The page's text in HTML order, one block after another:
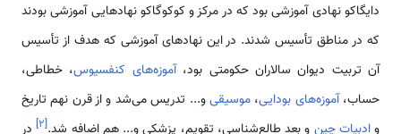
دایگاکو نهادی آموزشی بود که در مرکز و کوکوگاکو نهادهایی آموزشی بودند
که در مناطق تأسیس شدند. در این نهادهای آموزشی که هدف از تأسیس
آن تربیت دیوان سالاران حکومتی بود،آموزه‌های کنفسیوس، خطاطی،
حساب،آموزه‌های بودایی،موسیقیو... تدریس می‌شد و از قرن نهم تاریخ
وادبیات چین و بعد طالع‌شناسی، تقویم، پزشکی و... هم اضافه شد.[۲]در